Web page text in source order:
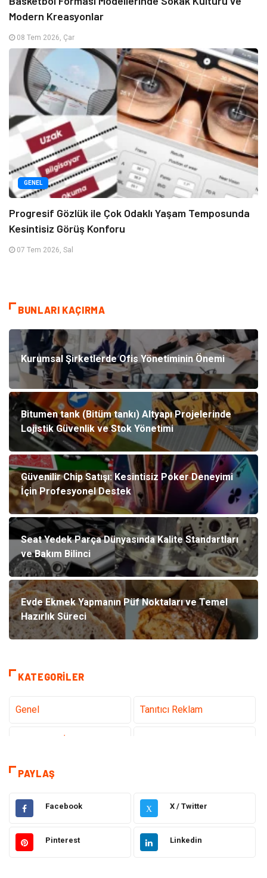
Modern Kreasyonlar
08 Tem 2026, Çar
GENEL
Progresif Gözlük ile Çok Odaklı Yaşam Temposunda
Kesintisiz Görüş Konforu
07 Tem 2026, Sal
BUNLARI KAÇIRMA
Kurumsal Şirketlerde Ofis Yönetiminin Önemi
Bitumen tank (Bitüm tankı) Altyapı Projelerinde
Lojistik Güvenlik ve Stok Yönetimi
Güvenilir Chip Satışı: Kesintisiz Poker Deneyimi
İçin Profesyonel Destek
Seat Yedek Parça Dünyasında Kalite Standartları
ve Bakım Bilinci
Evde Ekmek Yapmanın Püf Noktaları ve Temel
Hazırlık Süreci
KATEGORILER
Genel Tanıtıcı Reklam
Hizmet
Hukuk Emlak
Otomotiv Sağlıklı Yaşam
PAYLAŞ
Facebook X X / Twitter
Pinterest Linkedin